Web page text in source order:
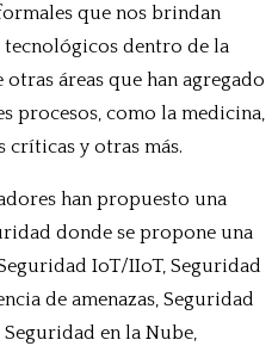
que nos brindan
dentro de la
áreas que han agregado
procesos, como la medicina,
y otras más.
han propuesto una
donde se propone una
IoT/IIoT, Seguridad
de amenazas, Seguridad
en la Nube,